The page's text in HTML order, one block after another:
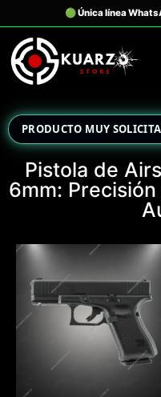
PRODUCTO MUY
Pistola de
6mm: